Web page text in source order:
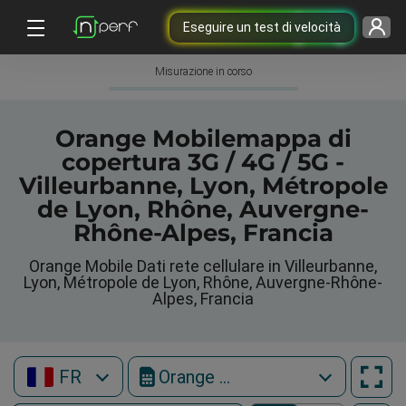
Eseguire un test di velocità
Misurazione in corso
Orange Mobilemappa di
copertura 3G / 4G / 5G -
Villeurbanne, Lyon, Métropole
de Lyon, Rhône, Auvergne-
Rhône-Alpes, Francia
Orange Mobile Dati rete cellulare in Villeurbanne,
Lyon, Métropole de Lyon, Rhône, Auvergne-Rhône-
Alpes, Francia
FR Orange Mobile